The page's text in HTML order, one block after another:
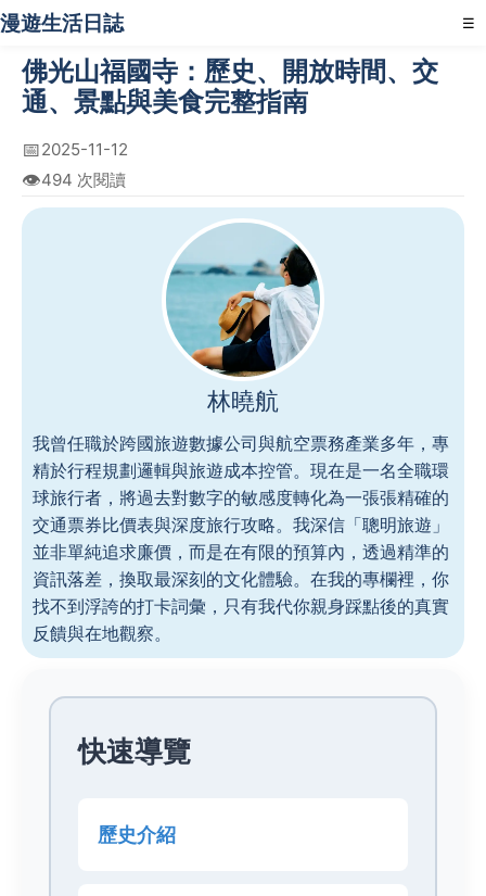
漫遊生活日誌 ☰
佛光山福國寺：歷史、開放時間、交
通、景點與美食完整指南
📅2025-11-12
👁️494 次閱讀
林曉航
我曾任職於跨國旅遊數據公司與航空票務產業多年，專
精於行程規劃邏輯與旅遊成本控管。現在是一名全職環
球旅行者，將過去對數字的敏感度轉化為一張張精確的
交通票券比價表與深度旅行攻略。我深信「聰明旅遊」
並非單純追求廉價，而是在有限的預算內，透過精準的
資訊落差，換取最深刻的文化體驗。在我的專欄裡，你
找不到浮誇的打卡詞彙，只有我代你親身踩點後的真實
反饋與在地觀察。
快速導覽
歷史介紹